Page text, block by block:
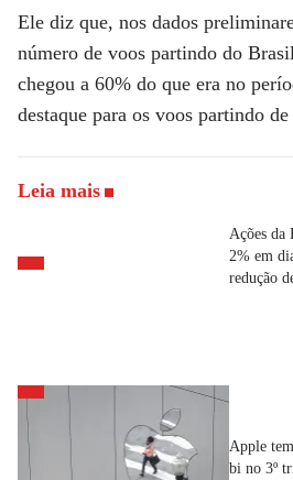
Ele diz que, nos dados
número de voos partindo do
chegou a 60% do que era no
destaque para os voos partindo
Leia mais
Ações da
2% em
redução
Apple
bi no 3º